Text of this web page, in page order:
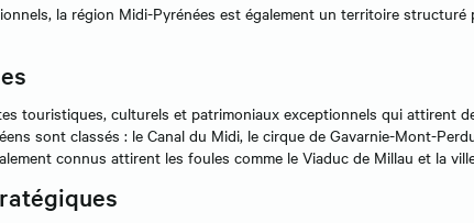
la région Midi-Pyrénées est également un territoire
touristiques, culturels et patrimoniaux exceptionnels qui attirent
sont classés : le Canal du Midi, le cirque de Gavarnie-Mont-
connus attirent les foules comme le Viaduc de Millau et la